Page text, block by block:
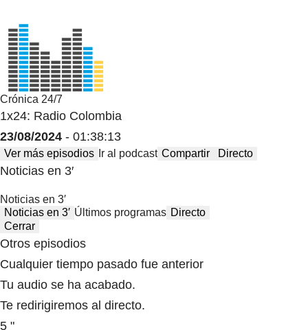
Crónica 24/7
1x24: Radio Colombia
23/08/2024 - 01:38:13
Ver más episodios Ir al podcast Compartir Directo
Noticias en 3′
Noticias en 3′
Noticias en 3′ Últimos programas Directo
Cerrar
Otros episodios
Cualquier tiempo pasado fue anterior
Tu audio se ha acabado.
Te redirigiremos al directo.
5 "